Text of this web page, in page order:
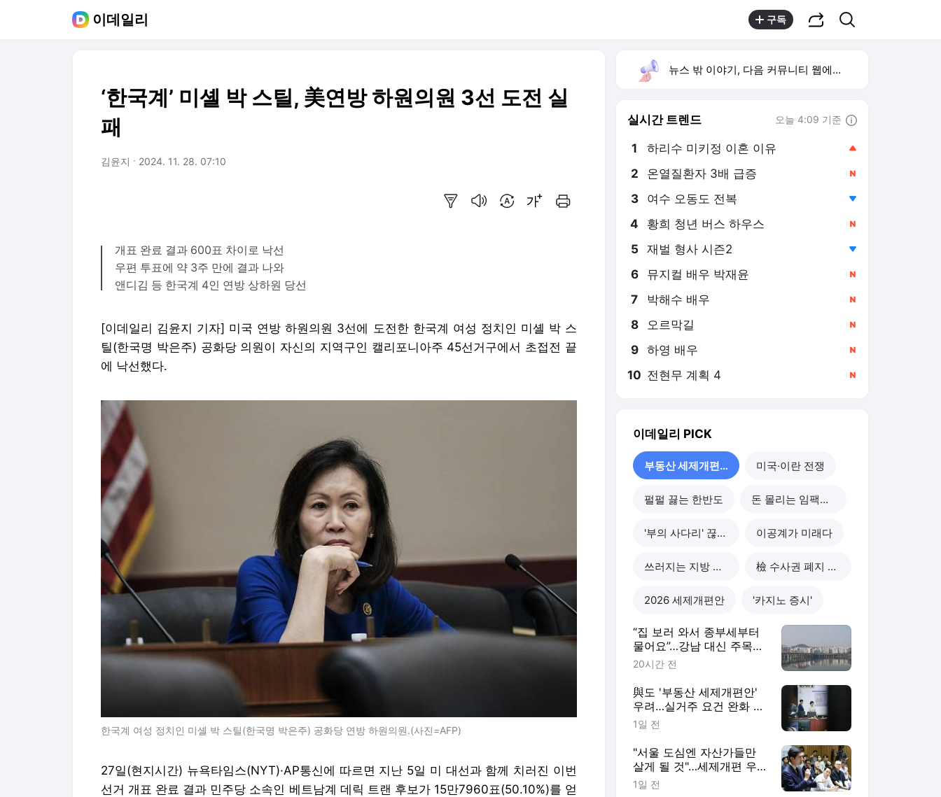
이데일리 구독
‘한국계’ 미셸 박 스틸, 美연방 하원의원 3선 도전 실
패
김윤지 2024. 11. 28. 07:10
개표 완료 결과 600표 차이로 낙선
우편 투표에 약 3주 만에 결과 나와
앤디김 등 한국계 4인 연방 상하원 당선
[이데일리 김윤지 기자] 미국 연방 하원의원 3선에 도전한 한국계 여성 정치인 미셸 박 스
틸(한국명 박은주) 공화당 의원이 자신의 지역구인 캘리포니아주 45선거구에서 초접전 끝
에 낙선했다.
한국계 여성 정치인 미셸 박 스틸(한국명 박은주) 공화당 연방 하원의원.(사진=AFP)
27일(현지시간) 뉴욕타임스(NYT)·AP통신에 따르면 지난 5일 미 대선과 함께 치러진 이번
선거 개표 완료 결과 민주당 소속인 베트남계 데릭 트랜 후보가 15만7960표(50.10%)를 얻
뉴스 밖 이야기, 다음 커뮤니티 웹에서 보기
실시간 트렌드 오늘 4:09 기준
1 하리수 미키정 이혼 이유
2 온열질환자 3배 급증
4 황희 청년 버스 하우스
5 재벌 형사 시즌2
6 뮤지컬 배우 박재윤
7 박해수 배우
8 오르막길
9 하영 배우
10 전현무 계획 4
이데일리 PICK
부동산 세제개편 후폭풍 미국·이란 전쟁
펄펄 끓는 한반도 돈 몰리는 임팩트 투자
'부의 사다리' 끊기나 이공계가 미래다
쓰러지는 지방 부동산 檢 수사권 폐지 후폭풍
2026 세제개편안 '카지노 증시'
“집 보러 와서 종부세부터
물어요”…강남 대신 주목받
는 ‘강·양·영·동’
20시간 전
與도 '부동산 세제개편안'
우려…실거주 요건 완화 시
사
1일 전
"서울 도심엔 자산가들만
살게 될 것"…세제개편 우
려 쏟아져
1일 전